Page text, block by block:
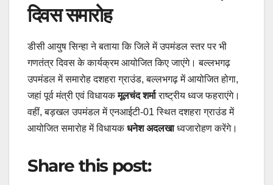
दिवस समारोह
डीसी आयुष सिन्हा ने बताया कि जिले में उपमंडल स्तर पर भी
गणतंत्र दिवस के कार्यक्रम आयोजित किए जाएंगे। बल्लभगढ़
उपमंडल में समारोह दशहरा ग्राउंड, बल्लभगढ़ में आयोजित होगा,
जहां पूर्व मंत्री एवं विधायकमूलचंद शर्माराष्ट्रीय ध्वज फहराएंगे।
वहीं, बड़खल उपमंडल में एनआईटी-01 स्थित दशहरा ग्राउंड में
आयोजित समारोह में विधायकधनेश अदलखाध्वजारोहण करेंगे।
Share this post: